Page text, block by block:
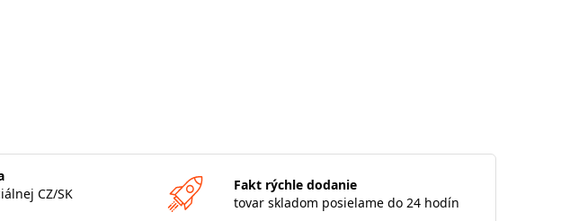
CZ/SK
Fakt rýchle dodanie
tovar skladom posielame do 24 hodín